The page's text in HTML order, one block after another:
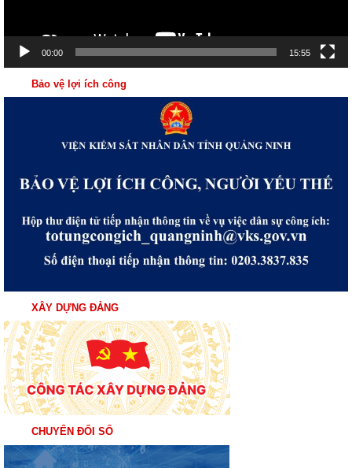
00:00 15:55
Bảo vệ lợi ích công
XÂY DỰNG ĐẢNG
CHUYỂN ĐỔI SỐ